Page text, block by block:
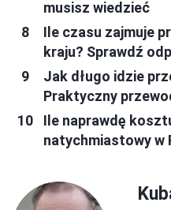
musisz wiedzieć
Ile czasu zajmuje
kraju? Sprawdź
Jak długo idzie
Praktyczny
Ile naprawdę
natychmiastowy w